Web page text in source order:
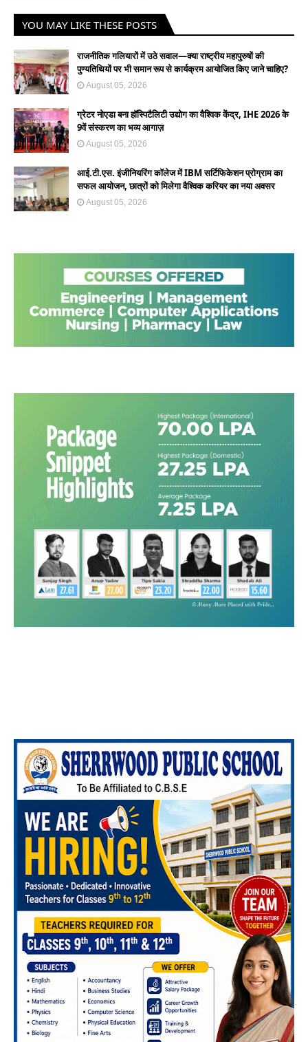
YOU MAY LIKE THESE POSTS
राजनीतिक गलियारों में उठे सवाल—क्या राष्ट्रीय महापुरुषों की
पुण्यतिथियों पर भी समान रूप से कार्यक्रम आयोजित किए जाने चाहिए?
August 05, 2026
ग्रेटर नोएडा बना हॉस्पिटैलिटी उद्योग का वैश्विक केंद्र, IHE 2026 के
9वें संस्करण का भव्य आगाज़
August 05, 2026
आई.टी.एस. इंजीनियरिंग कॉलेज में IBM सर्टिफिकेशन प्रोग्राम का
सफल आयोजन, छात्रों को मिलेगा वैश्विक करियर का नया अवसर
August 05, 2026